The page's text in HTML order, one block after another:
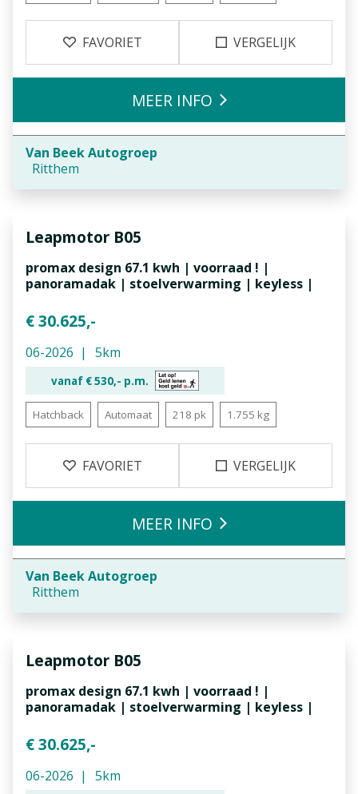
FAVORIET VERGELIJK
Van Beek Autogroep
Ritthem
MEER INFO
Leapmotor B05
promax design 67.1 kwh | voorraad ! |
panoramadak | stoelverwarming | keyless |
€ 30.625,-
06-2026 5km
vanaf €530,- p.m.
Hatchback Automaat 218 pk 1.755 kg
FAVORIET VERGELIJK
Van Beek Autogroep
Ritthem
MEER INFO
Leapmotor B05
promax design 67.1 kwh | voorraad ! |
panoramadak | stoelverwarming | keyless |
€ 30.625,-
06-2026 5km